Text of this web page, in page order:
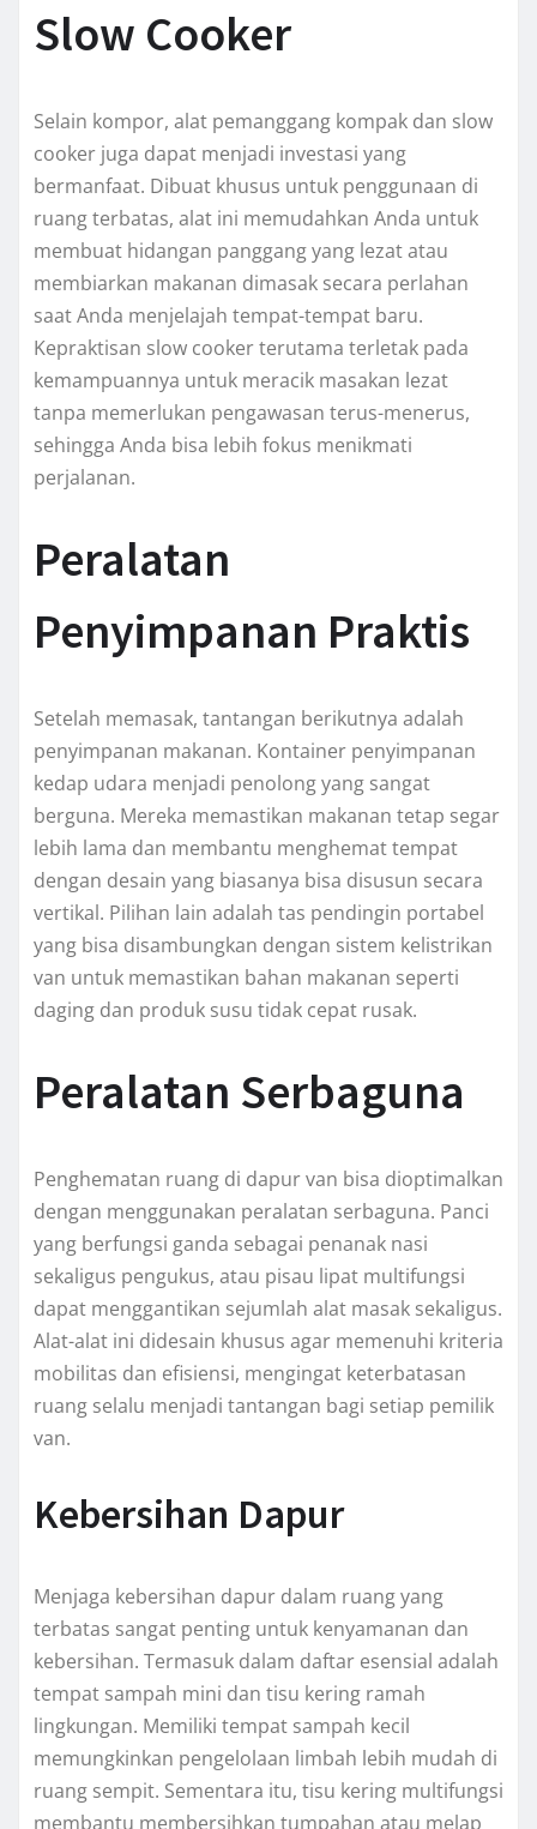
Slow Cooker
Selain kompor, alat pemanggang kompak dan slow
cooker juga dapat menjadi investasi yang
bermanfaat. Dibuat khusus untuk penggunaan di
ruang terbatas, alat ini memudahkan Anda untuk
membuat hidangan panggang yang lezat atau
membiarkan makanan dimasak secara perlahan
saat Anda menjelajah tempat-tempat baru.
Kepraktisan slow cooker terutama terletak pada
kemampuannya untuk meracik masakan lezat
tanpa memerlukan pengawasan terus-menerus,
sehingga Anda bisa lebih fokus menikmati
perjalanan.
Peralatan
Penyimpanan Praktis
Setelah memasak, tantangan berikutnya adalah
penyimpanan makanan. Kontainer penyimpanan
kedap udara menjadi penolong yang sangat
berguna. Mereka memastikan makanan tetap segar
lebih lama dan membantu menghemat tempat
dengan desain yang biasanya bisa disusun secara
vertikal. Pilihan lain adalah tas pendingin portabel
yang bisa disambungkan dengan sistem kelistrikan
van untuk memastikan bahan makanan seperti
daging dan produk susu tidak cepat rusak.
Peralatan Serbaguna
Penghematan ruang di dapur van bisa dioptimalkan
dengan menggunakan peralatan serbaguna. Panci
yang berfungsi ganda sebagai penanak nasi
sekaligus pengukus, atau pisau lipat multifungsi
dapat menggantikan sejumlah alat masak sekaligus.
Alat-alat ini didesain khusus agar memenuhi kriteria
mobilitas dan efisiensi, mengingat keterbatasan
ruang selalu menjadi tantangan bagi setiap pemilik
van.
Kebersihan Dapur
Menjaga kebersihan dapur dalam ruang yang
terbatas sangat penting untuk kenyamanan dan
kebersihan. Termasuk dalam daftar esensial adalah
tempat sampah mini dan tisu kering ramah
lingkungan. Memiliki tempat sampah kecil
memungkinkan pengelolaan limbah lebih mudah di
ruang sempit. Sementara itu, tisu kering multifungsi
membantu membersihkan tumpahan atau melap